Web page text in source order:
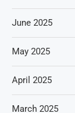
June 2025
May 2025
April 2025
March 2025